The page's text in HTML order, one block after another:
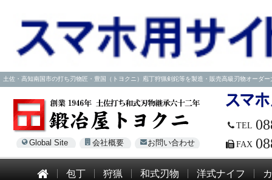
土佐・高知南国市の打ち刃物匠・豊国（トヨクニ）庖丁狩猟剣鉈等を製造・販売高級刃物オーダ
Global Site 会社概要 お問い合わせ
TEL
FAX
包丁 狩猟 和式刃物 洋式ナイフ